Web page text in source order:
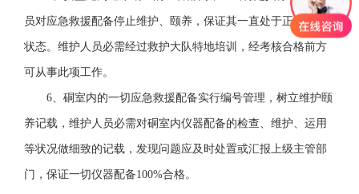
员对应急救援配备停止维护、颐养，保证其一直处于正常待用
状态。维护人员必需经过救护大队特地培训，经考核合格前方
可从事此项工作。
6、硐室内的一切应急救援配备实行编号管理，树立维护颐
养记载，维护人员必需对硐室内仪器配备的检查、维护、运用
等状况做细致的记载，发现问题应及时处置或汇报上级主管部
门，保证一切仪器配备100%合格。